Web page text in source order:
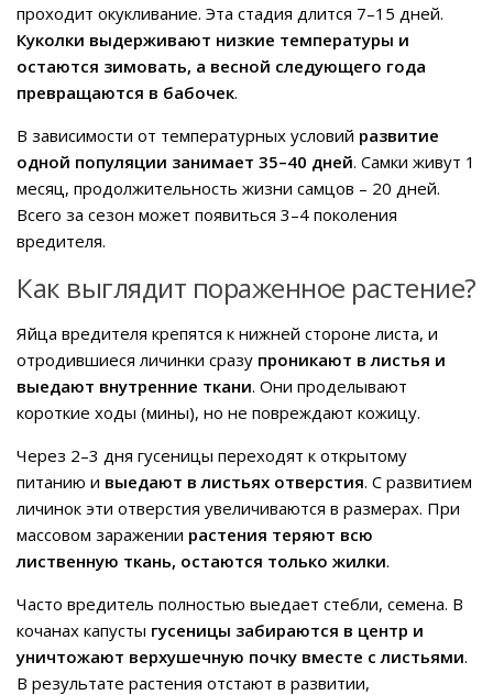
проходит окукливание. Эта стадия длится 7–15 дней.
Куколки выдерживают низкие температуры и
остаются зимовать, а весной следующего года
превращаются в бабочек.
В зависимости от температурных условий развитие
одной популяции занимает 35–40 дней. Самки живут 1
месяц, продолжительность жизни самцов – 20 дней.
Всего за сезон может появиться 3–4 поколения
вредителя.
Как выглядит пораженное растение?
Яйца вредителя крепятся к нижней стороне листа, и
отродившиеся личинки сразу проникают в листья и
выедают внутренние ткани. Они проделывают
короткие ходы (мины), но не повреждают кожицу.
Через 2–3 дня гусеницы переходят к открытому
питанию и выедают в листьях отверстия. С развитием
личинок эти отверстия увеличиваются в размерах. При
массовом заражении растения теряют всю
лиственную ткань, остаются только жилки.
Часто вредитель полностью выедает стебли, семена. В
кочанах капусты гусеницы забираются в центр и
уничтожают верхушечную почку вместе с листьями.
В результате растения отстают в развитии,